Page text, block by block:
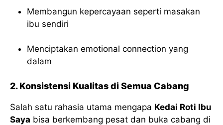
Membangun kepercayaan seperti masakan
ibu sendiri
Menciptakan emotional connection yang
dalam
2. Konsistensi Kualitas di Semua Cabang
Salah satu rahasia utama mengapa Kedai Roti Ibu
Saya bisa berkembang pesat dan buka cabang di